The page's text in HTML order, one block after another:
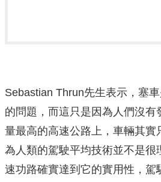
Sebastian Thrun先生表示，塞
的問題，而這只是因為人們沒有
量最高的高速公路上，車輛其實
為人類的駕駛平均技術並不是很
速功路確實達到它的實用性，駕